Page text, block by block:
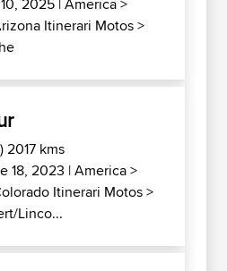
Itinerari Motos>
2017 kms
18, 2023 |America>
Itinerari Motos>
Linco...